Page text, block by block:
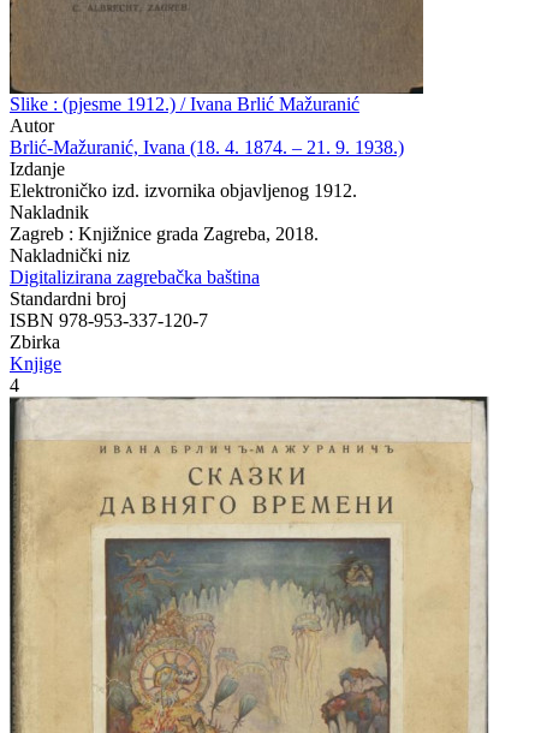
Slike : (pjesme 1912.) / Ivana Brlić Mažuranić
Autor
Brlić-Mažuranić, Ivana (18. 4. 1874. – 21. 9. 1938.)
Izdanje
Elektroničko izd. izvornika objavljenog 1912.
Nakladnik
Zagreb : Knjižnice grada Zagreba, 2018.
Nakladnički niz
Digitalizirana zagrebačka baština
Standardni broj
ISBN 978-953-337-120-7
Zbirka
Knjige
4